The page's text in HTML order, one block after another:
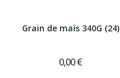
Grain de maïs 340G (24)
0,00 €